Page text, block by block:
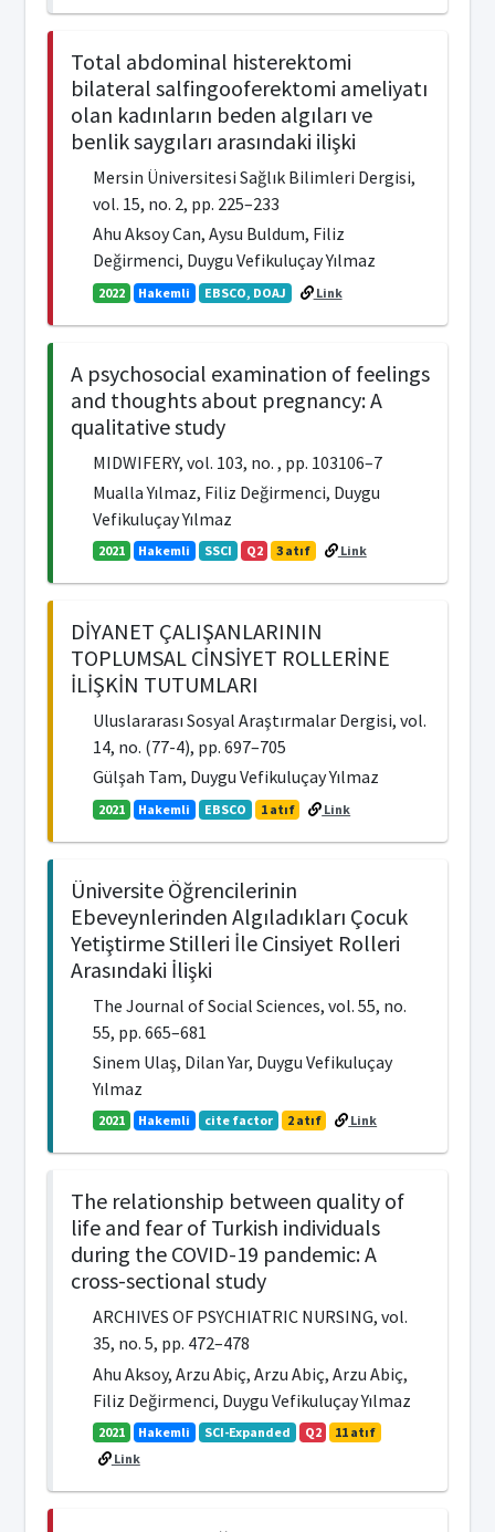
Total abdominal histerektomi
bilateral salfingooferektomi ameliyatı
olan kadınların beden algıları ve
benlik saygıları arasındaki ilişki
Mersin Üniversitesi Sağlık Bilimleri Dergisi,
vol. 15, no. 2, pp. 225–233
Ahu Aksoy Can, Aysu Buldum, Filiz
Değirmenci, Duygu Vefikuluçay Yılmaz
2022 Hakemli EBSCO, DOAJ Link
A psychosocial examination of feelings
and thoughts about pregnancy: A
qualitative study
MIDWIFERY, vol. 103, no. , pp. 103106–7
Mualla Yılmaz, Filiz Değirmenci, Duygu
Vefikuluçay Yılmaz
2021 Hakemli SSCI Q2 3 atıf Link
DİYANET ÇALIŞANLARININ
TOPLUMSAL CİNSİYET ROLLERİNE
İLİŞKİN TUTUMLARI
Uluslararası Sosyal Araştırmalar Dergisi, vol.
14, no. (77-4), pp. 697–705
Gülşah Tam, Duygu Vefikuluçay Yılmaz
2021 Hakemli EBSCO 1 atıf Link
Üniversite Öğrencilerinin
Ebeveynlerinden Algıladıkları Çocuk
Yetiştirme Stilleri İle Cinsiyet Rolleri
Arasındaki İlişki
The Journal of Social Sciences, vol. 55, no.
55, pp. 665–681
Sinem Ulaş, Dilan Yar, Duygu Vefikuluçay
Yılmaz
2021 Hakemli cite factor 2 atıf Link
The relationship between quality of
life and fear of Turkish individuals
during the COVID-19 pandemic: A
cross-sectional study
ARCHIVES OF PSYCHIATRIC NURSING, vol.
35, no. 5, pp. 472–478
Ahu Aksoy, Arzu Abiç, Arzu Abiç, Arzu Abiç,
Filiz Değirmenci, Duygu Vefikuluçay Yılmaz
2021 Hakemli SCI-Expanded Q2
11 atıf
Link